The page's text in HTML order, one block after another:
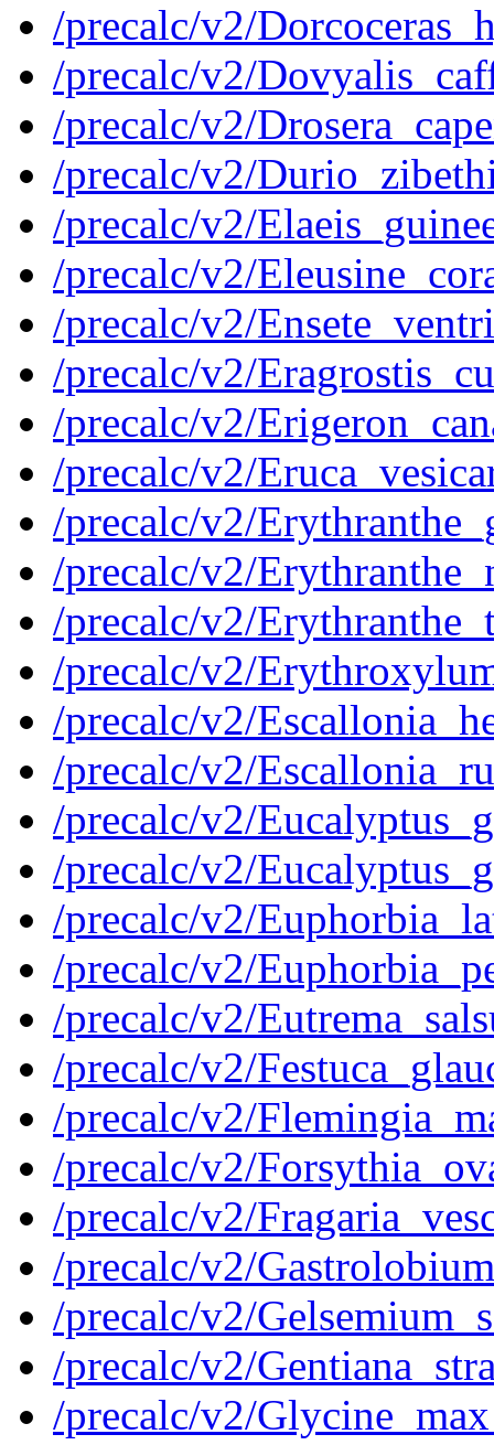
/precalc/v2/
/precalc/v2/
/precalc/v2/
/precalc/v2/
/precalc/v2/
/precalc/v2/
/precalc/v2/
/precalc/v2/
/precalc/v2/
/precalc/v2/
/precalc/v2/
/precalc/v2/
/precalc/v2/
/precalc/v2/
/precalc/v2/
/precalc/v2/
/precalc/v2/
/precalc/v2/
/precalc/v2/
/precalc/v2/
/precalc/v2/
/precalc/v2/
/precalc/v2/
/precalc/v2/
/precalc/v2/
/precalc/v2/
/precalc/v2/
/precalc/v2/
/precalc/v2/